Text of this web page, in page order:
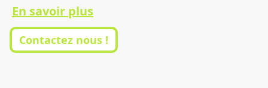
En savoir plus
Contactez nous !